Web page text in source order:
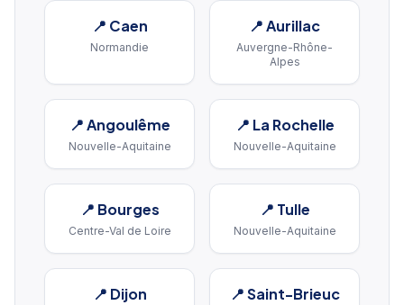
📍 Caen
Normandie
📍Aurillac
Auvergne-Rhône-
Alpes
📍Angoulême
Nouvelle-Aquitaine
📍 La Rochelle
Nouvelle-Aquitaine
📍 Bourges
Centre-Val de Loire
📍 Tulle
Nouvelle-Aquitaine
📍 Dijon 📍Saint-Brieuc